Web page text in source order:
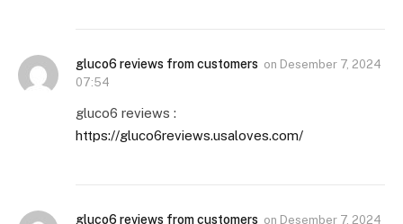
gluco6 reviews from customers on Desember 7, 2024
07:54
gluco6 reviews :
https://gluco6reviews.usaloves.com/
gluco6 reviews from customers on Desember 7, 2024